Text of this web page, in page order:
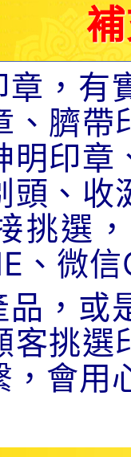
，有
、臍帶
明印章
頭、收
挑選
、微
，或
客挑選
，會用